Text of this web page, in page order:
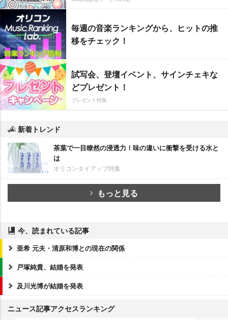
毎週の音楽ランキングから、ヒットの推
移をチェック！
試写会、登壇イベント、サインチェキな
どプレゼント！
プレゼント特集
新着トレンド
茶葉で一目瞭然の浸透力！味の違いに衝撃を受ける水と
は
オリコンタイアップ特集
もっと見る
今、読まれている記事
亜希 元夫・清原和博との現在の関係
戸塚純貴、結婚を発表
及川光博が結婚を発表
ニュース記事アクセスランキング